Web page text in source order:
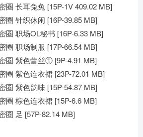
圈 长耳兔兔 [15P-1V 409.02 MB]
圈 针织休闲 [16P-39.85 MB]
圈 职场OL秘书 [16P-6.33 MB]
圈 职场制服 [17P-66.54 MB]
圈 紫色蕾丝① [9P-4.91 MB]
圈 紫色连衣裙 [23P-72.01 MB]
圈 紫色韵味 [15P-54.87 MB]
圈 棕色连衣裙 [15P-6.6 MB]
圈 足 [57P-82.14 MB]